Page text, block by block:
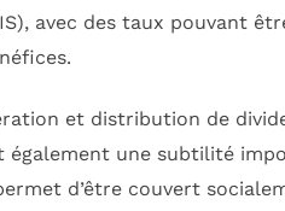
avec des taux pouvant
et distribution de
également une subtilité
d’être couvert